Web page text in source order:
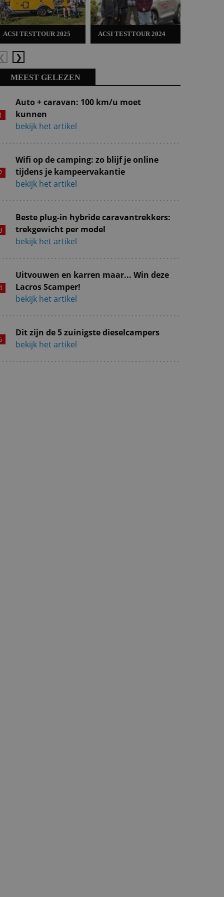
ACSI TESTTOUR 2025 ACSI TESTTOUR 2024
Volgende
MEEST GELEZEN
Auto + caravan: 100 km/u moet
kunnen
bekijk het artikel
Wifi op de camping: zo blijf je online
tijdens je kampeervakantie
bekijk het artikel
Beste plug-in hybride caravantrekkers:
trekgewicht per model
bekijk het artikel
Uitvouwen en karren maar... Win deze
Lacros Scamper!
bekijk het artikel
Dit zijn de 5 zuinigste dieselcampers
bekijk het artikel